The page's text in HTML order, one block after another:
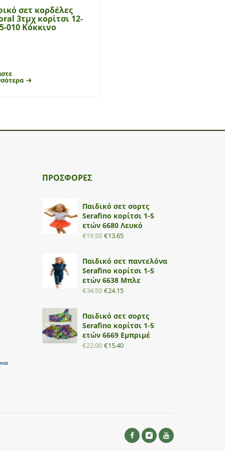
σετ κορδέλες
3τμχ κορίτσι 12-
010 Κόκκινο
ΠΡΟΣΦΟΡΕΣ
Παιδικό σετ σορτς
Serafino κορίτσι 1-5
ετών 6680 Λευκό
€19.50 €13.65
Παιδικό σετ παντελόνα
Serafino κορίτσι 1-5
ετών 6638 Μπλε
€34.50 €24.15
Παιδικό σετ σορτς
Serafino κορίτσι 1-5
ετών 6669 Εμπριμέ
€22.00 €15.40